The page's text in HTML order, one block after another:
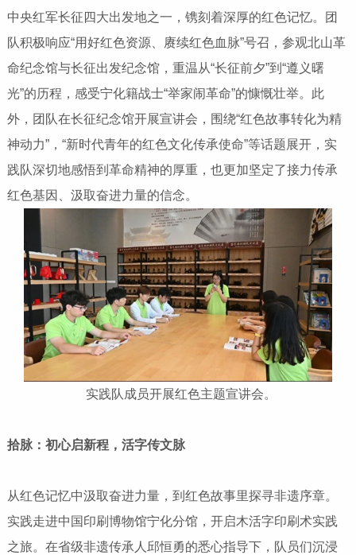
中央红军长征四大出发地之一，镌刻着深厚的红色记忆。团
队积极响应“用好红色资源、赓续红色血脉”号召，参观北山革
命纪念馆与长征出发纪念馆，重温从“长征前夕”到“遵义曙
光”的历程，感受宁化籍战士“举家闹革命”的慷慨壮举。此
外，团队在长征纪念馆开展宣讲会，围绕“红色故事转化为精
神动力”，“新时代青年的红色文化传承使命”等话题展开，实
践队深切地感悟到革命精神的厚重，也更加坚定了接力传承
红色基因、汲取奋进力量的信念。
实践队成员开展红色主题宣讲会。
拾脉：初心启新程，活字传文脉
从红色记忆中汲取奋进力量，到红色故事里探寻非遗序章。
实践走进中国印刷博物馆宁化分馆，开启木活字印刷术实践
之旅。在省级非遗传承人邱恒勇的悉心指导下，队员们沉浸